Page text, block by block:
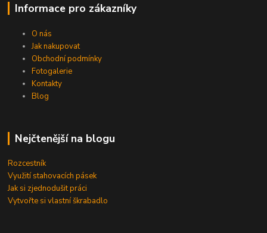
Informace pro zákazníky
O nás
Jak nakupovat
Obchodní podmínky
Fotogalerie
Kontakty
Blog
Nejčtenější na blogu
Rozcestník
Využití stahovacích pásek
Jak si zjednodušit práci
Vytvořte si vlastní škrabadlo